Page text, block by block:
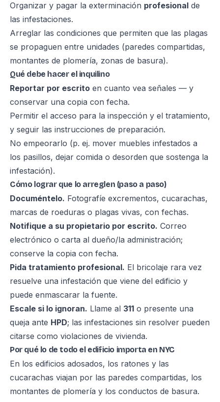
Organizar y pagar la exterminación profesional de
las infestaciones.
Arreglar las condiciones que permiten que las plagas
se propaguen entre unidades (paredes compartidas,
montantes de plomería, zonas de basura).
Qué debe hacer el inquilino
Reportar por escrito en cuanto vea señales — y
conservar una copia con fecha.
Permitir el acceso para la inspección y el tratamiento,
y seguir las instrucciones de preparación.
No empeorarlo (p. ej. mover muebles infestados a
los pasillos, dejar comida o desorden que sostenga la
infestación).
Cómo lograr que lo arreglen (paso a paso)
Documéntelo. Fotografíe excrementos, cucarachas,
marcas de roeduras o plagas vivas, con fechas.
Notifique a su propietario por escrito. Correo
electrónico o carta al dueño/la administración;
conserve la copia con fecha.
Pida tratamiento profesional. El bricolaje rara vez
resuelve una infestación que viene del edificio y
puede enmascarar la fuente.
Escale si lo ignoran. Llame al 311 o presente una
queja ante HPD; las infestaciones sin resolver pueden
citarse como violaciones de vivienda.
Por qué lo de todo el edificio importa en NYC
En los edificios adosados, los ratones y las
cucarachas viajan por las paredes compartidas, los
montantes de plomería y los conductos de basura.